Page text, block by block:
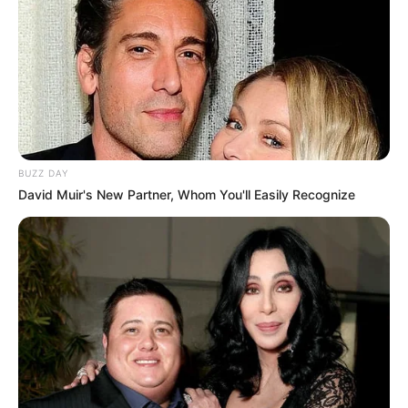
BUZZ DAY
David Muir's New Partner, Whom You'll Easily Recognize